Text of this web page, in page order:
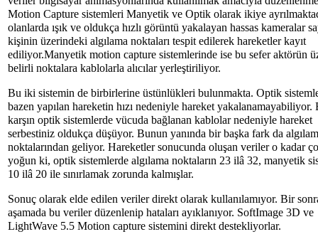
Motion Capture sistemleri Manyetik ve Optik olarak ikiye
olanlarda ışık ve oldukça hızlı görüntü yakalayan hassas kameralar
kişinin üzerindeki algılama noktaları tespit edilerek hareketler kayıt
ediliyor.Manyetik motion capture sistemlerinde ise bu sefer aktörün
belirli noktalara kablolarla alıcılar yerleştiriliyor.
Bu iki sistemin de birbirlerine üstünlükleri bulunmakta. Optik
bazen yapılan hareketin hızı nedeniyle hareket yakalanamayabiliyor.
karşın optik sistemlerde vücuda bağlanan kablolar nedeniyle hareket
serbestiniz oldukça düşüyor. Bunun yanında bir başka fark da
noktalarından geliyor. Hareketler sonucunda oluşan veriler o kadar
yoğun ki, optik sistemlerde algılama noktaların 23 ilâ 32, manyetik
10 ilâ 20 ile sınırlamak zorunda kalmışlar.
Sonuç olarak elde edilen veriler direkt olarak kullanılamıyor. Bir
aşamada bu veriler düzenlenip hataları ayıklanıyor. SoftImage 3D ve
LightWave 5.5 Motion capture sistemini direkt destekliyorlar.